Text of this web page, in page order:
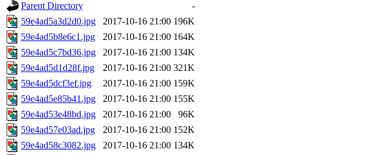
Parent Directory
-
59e4ad5a3d2d0.jpg
2017-10-16 21:00 196K
59e4ad5b8e6c1.jpg
2017-10-16 21:00 164K
59e4ad5c7bd36.jpg
2017-10-16 21:00 134K
59e4ad5d1d28f.jpg
2017-10-16 21:00 321K
59e4ad5dcf3ef.jpg
2017-10-16 21:00 159K
59e4ad5e85b41.jpg
2017-10-16 21:00 155K
59e4ad53e48bd.jpg
2017-10-16 21:00
96K
59e4ad57e03ad.jpg
2017-10-16 21:00 152K
59e4ad58c3082.jpg
2017-10-16 21:00 134K